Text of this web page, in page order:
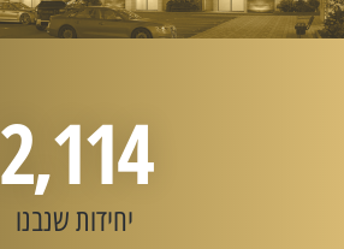
יחידות שנבנו
2,114